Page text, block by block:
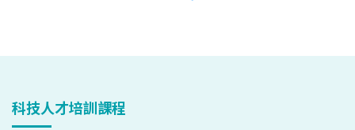
科技人才培訓課程